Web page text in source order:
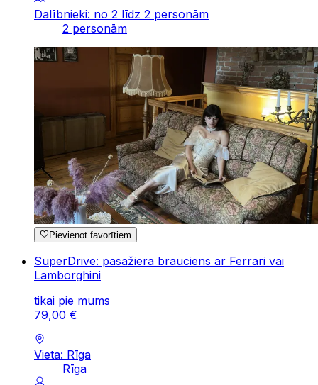
Dalībnieki: no 2 līdz 2 personām
2 personām
Pievienot favorītiem
SuperDrive: pasažiera brauciens ar Ferrari vai
Lamborghini
tikai pie mums
79,00 €
Vieta: Rīga
Rīga